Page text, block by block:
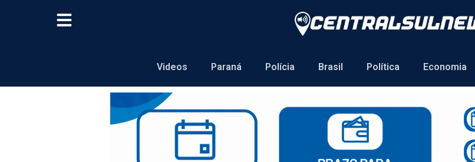
Videos Paraná Polícia Brasil Política Economia